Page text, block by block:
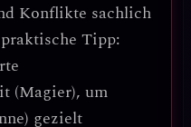
Konflikte sachlich
Tipp:
(Magier), um
gezielt